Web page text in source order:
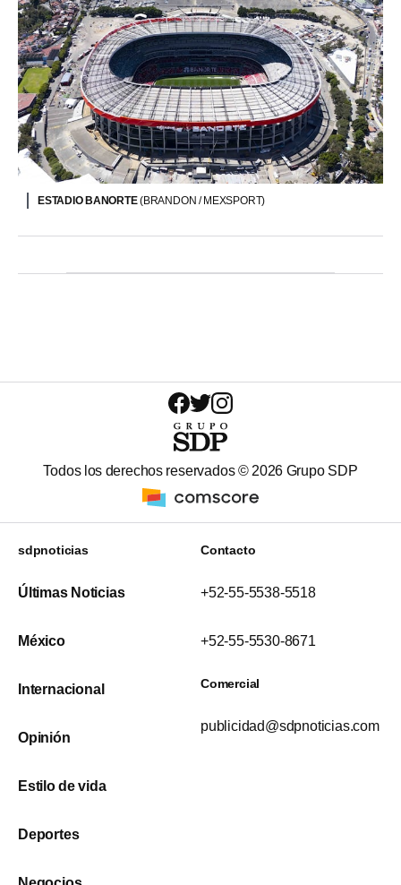
ESTADIO BANORTE(BRANDON / MEXSPORT)
Todos los derechos reservados © 2026 Grupo SDP
sdpnoticias
Últimas Noticias
México
Internacional
Opinión
Estilo de vida
Deportes
Contacto
+52-55-5538-5518
+52-55-5530-8671
Comercial
publicidad@sdpnoticias.com